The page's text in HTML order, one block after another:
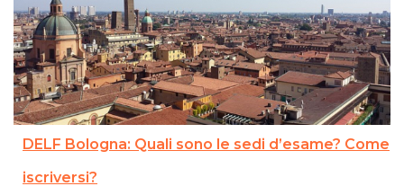
DELF Bologna: Quali sono le sedi d’esame? Come
iscriversi?